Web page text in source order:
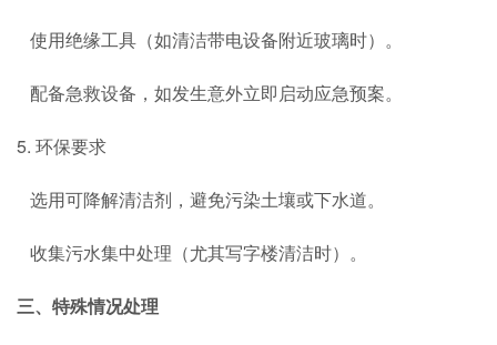
使用绝缘工具（如清洁带电设备附近玻璃时）。
配备急救设备，如发生意外立即启动应急预案。
5. 环保要求
选用可降解清洁剂，避免污染土壤或下水道。
收集污水集中处理（尤其写字楼清洁时）。
三、特殊情况处理